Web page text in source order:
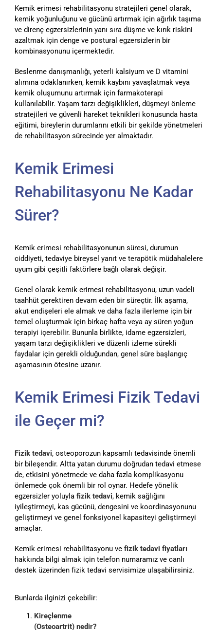
Kemik erimesi rehabilitasyonu stratejileri genel olarak,
kemik yoğunluğunu ve gücünü artırmak için ağırlık taşıma
ve direnç egzersizlerinin yanı sıra düşme ve kırık riskini
azaltmak için denge ve postural egzersizlerin bir
kombinasyonunu içermektedir.
Beslenme danışmanlığı, yeterli kalsiyum ve D vitamini
alımına odaklanırken, kemik kaybını yavaşlatmak veya
kemik oluşumunu artırmak için farmakoterapi
kullanılabilir. Yaşam tarzı değişiklikleri, düşmeyi önleme
stratejileri ve güvenli hareket teknikleri konusunda hasta
eğitimi, bireylerin durumlarını etkili bir şekilde yönetmeleri
de rehabilitasyon sürecinde yer almaktadır.
Kemik Erimesi
Rehabilitasyonu Ne Kadar
Sürer?
Kemik erimesi rehabilitasyonunun süresi, durumun
ciddiyeti, tedaviye bireysel yanıt ve terapötik müdahalelere
uyum gibi çeşitli faktörlere bağlı olarak değişir.
Genel olarak kemik erimesi rehabilitasyonu, uzun vadeli
taahhüt gerektiren devam eden bir süreçtir. İlk aşama,
akut endişeleri ele almak ve daha fazla ilerleme için bir
temel oluşturmak için birkaç hafta veya ay süren yoğun
terapiyi içerebilir. Bununla birlikte, idame egzersizleri,
yaşam tarzı değişiklikleri ve düzenli izleme sürekli
faydalar için gerekli olduğundan, genel süre başlangıç
aşamasının ötesine uzanır.
Kemik Erimesi Fizik Tedavi
ile Geçer mi?
Fizik tedavi, osteoporozun kapsamlı tedavisinde önemli
bir bileşendir. Altta yatan durumu doğrudan tedavi etmese
de, etkisini yönetmede ve daha fazla komplikasyonu
önlemede çok önemli bir rol oynar. Hedefe yönelik
egzersizler yoluyla fizik tedavi, kemik sağlığını
iyileştirmeyi, kas gücünü, dengesini ve koordinasyonunu
geliştirmeyi ve genel fonksiyonel kapasiteyi geliştirmeyi
amaçlar.
Kemik erimesi rehabilitasyonu ve fizik tedavi fiyatları
hakkında bilgi almak için telefon numaramız ve canlı
destek üzerinden fizik tedavi servisimize ulaşabilirsiniz.
Bunlarda ilginizi çekebilir:
Kireçlenme
(Osteoartrit) nedir?